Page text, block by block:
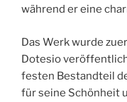
während er eine
Das Werk wurde
Dotesio
festen Bestandteil
für seine Schönheit